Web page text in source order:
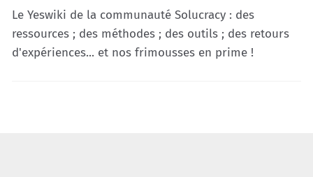
Le Yeswiki de la communauté Solucracy : des
ressources ; des méthodes ; des outils ; des retours
d'expériences... et nos frimousses en prime !